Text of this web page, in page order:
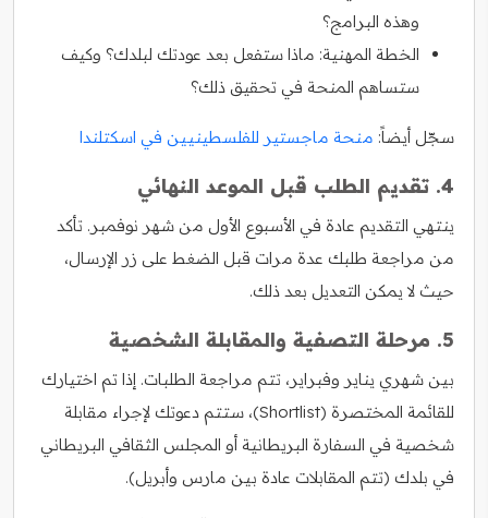
وهذه البرامج؟
الخطة المهنية: ماذا ستفعل بعد عودتك لبلدك؟ وكيف
ستساهم المنحة في تحقيق ذلك؟
سجّل أيضاً: منحة ماجستير للفلسطينيين في اسكتلندا
4. تقديم الطلب قبل الموعد النهائي
ينتهي التقديم عادة في الأسبوع الأول من شهر نوفمبر. تأكد
من مراجعة طلبك عدة مرات قبل الضغط على زر الإرسال،
حيث لا يمكن التعديل بعد ذلك.
5. مرحلة التصفية والمقابلة الشخصية
بين شهري يناير وفبراير، تتم مراجعة الطلبات. إذا تم اختيارك
للقائمة المختصرة (Shortlist)، ستتم دعوتك لإجراء مقابلة
شخصية في السفارة البريطانية أو المجلس الثقافي البريطاني
في بلدك (تتم المقابلات عادة بين مارس وأبريل).